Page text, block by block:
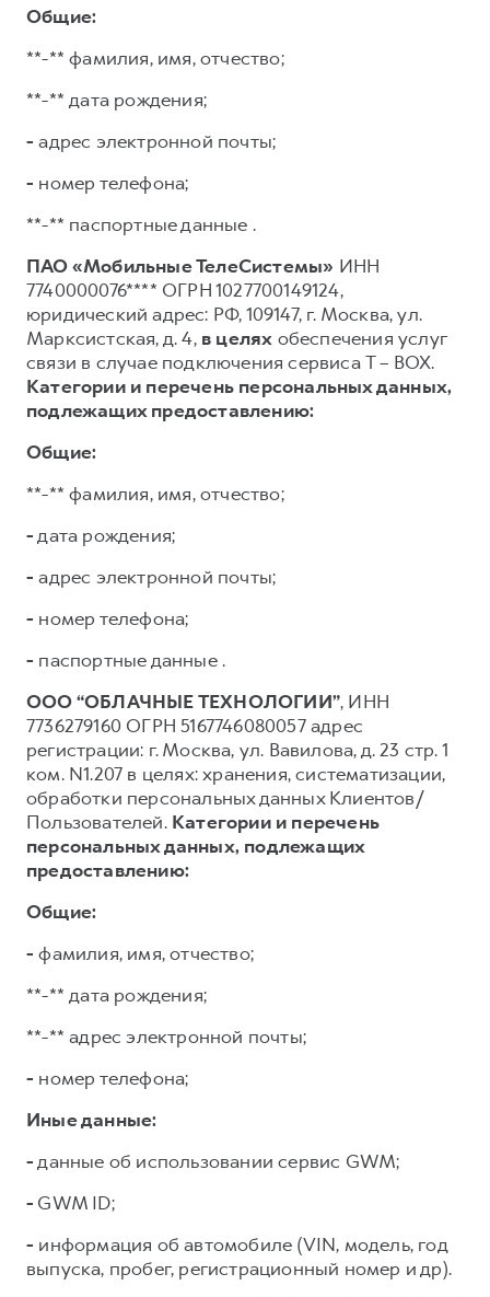
Общие:
**-** фамилия, имя, отчество;
**-** дата рождения;
- адрес электронной почты;
- номер телефона;
**-** паспортные данные .
ПАО «Мобильные ТелеСистемы» ИНН
7740000076**** ОГРН 1027700149124,
юридический адрес: РФ, 109147, г. Москва, ул.
Марксистская, д. 4, в целях обеспечения услуг
связи в случае подключения сервиса T – BOX.
Категории и перечень персональных данных,
подлежащих предоставлению:
Общие:
**-** фамилия, имя, отчество;
-дата рождения;
- адрес электронной почты;
- номер телефона;
- паспортные данные .
ООО “ОБЛАЧНЫЕ ТЕХНОЛОГИИ”, ИНН
7736279160 ОГРН 5167746080057 адрес
регистрации: г. Москва, ул. Вавилова, д. 23 стр. 1
ком. N1.207 в целях: хранения, систематизации,
обработки персональных данных Клиентов/
Пользователей. Категории и перечень
персональных данных, подлежащих
предоставлению:
Общие:
- фамилия, имя, отчество;
**-** дата рождения;
**-** адрес электронной почты;
- номер телефона;
Иные данные:
-данные об использовании сервис GWM;
- GWM ID;
- информация об автомобиле (VIN, модель, год
выпуска, пробег, регистрационный номер и др).